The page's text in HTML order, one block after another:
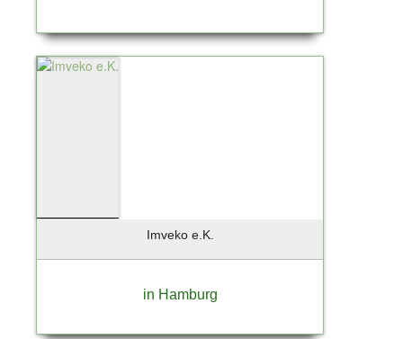
Imveko e.K.
in Hamburg